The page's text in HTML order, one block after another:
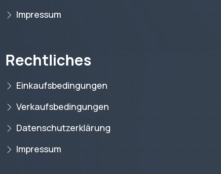
Impressum
Rechtliches
Einkaufsbedingungen
Verkaufsbedingungen
Datenschutzerklärung
Impressum